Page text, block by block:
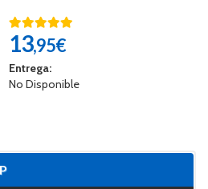
13,95€
Entrega:
No Disponible